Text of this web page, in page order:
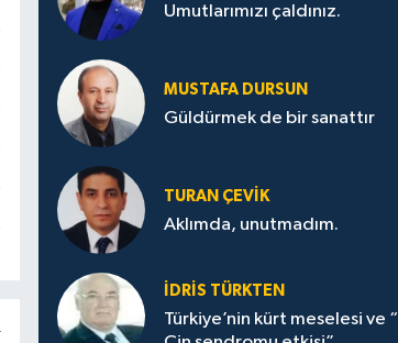
Umutlarımızı çaldınız.
MUSTAFA DURSUN
Güldürmek de bir sanattır
TURAN ÇEVİK
Aklımda, unutmadım.
İDRİS TÜRKTEN
Türkiye’nin kürt meselesi ve “